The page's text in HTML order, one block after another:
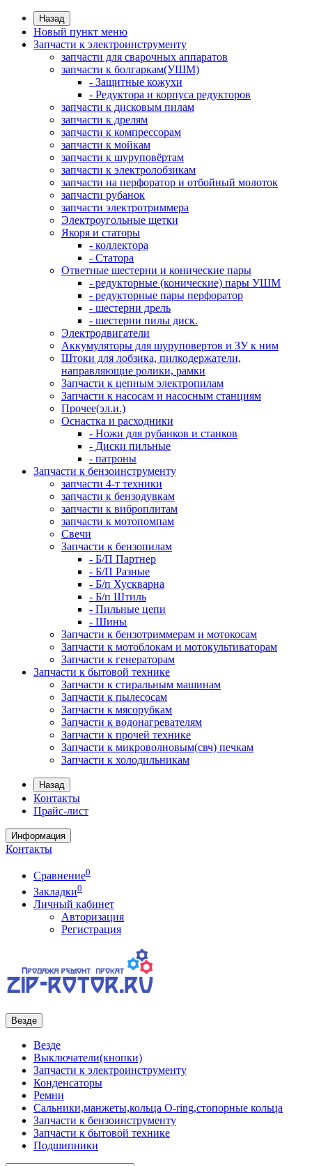
Назад
Новый пункт меню
Запчасти к электроинструменту
запчасти для сварочных аппаратов
запчасти к болгаркам(УШМ)
- Защитные кожухи
- Редуктора и корпуса редукторов
запчасти к дисковым пилам
запчасти к дрелям
запчасти к компрессорам
запчасти к мойкам
запчасти к шуруповёртам
запчасти к электролобзикам
запчасти на перфоратор и отбойный молоток
запчасти рубанок
запчасти электротриммера
Электроугольные щетки
Якоря и статоры
- коллектора
- Статора
Ответные шестерни и конические пары
- редукторные (конические) пары УШМ
- редукторные пары перфоратор
- шестерни дрель
- шестерни пилы диск.
Электродвигатели
Аккумуляторы для шуруповертов и ЗУ к ним
Штоки для лобзика, пилкодержатели,
направляющие ролики, рамки
Запчасти к цепным электропилам
Запчасти к насосам и насосным станциям
Прочее(эл.и.)
Оснастка и расходники
- Ножи для рубанков и станков
- Диски пильные
- патроны
Запчасти к бензоинструменту
запчасти 4-т техники
запчасти к бензодувкам
запчасти к виброплитам
запчасти к мотопомпам
Свечи
Запчасти к бензопилам
- Б/П Партнер
- Б/П Разные
- Б/п Хускварна
- Б/п Штиль
- Пильные цепи
- Шины
Запчасти к бензотриммерам и мотокосам
Запчасти к мотоблокам и мотокультиваторам
Запчасти к генераторам
Запчасти к бытовой технике
Запчасти к стиральным машинам
Запчасти к пылесосам
Запчасти к мясорубкам
Запчасти к водонагревателям
Запчасти к прочей технике
Запчасти к микроволновым(свч) печкам
Запчасти к холодильникам
Назад
Контакты
Прайс-лист
Информация
Контакты
Сравнение0
Закладки0
Личный кабинет
Авторизация
Регистрация
Везде
Везде
Выключатели(кнопки)
Запчасти к электроинструменту
Конденсаторы
Ремни
Сальники,манжеты,кольца О-ring,стопорные кольца
Запчасти к бензоинструменту
Запчасти к бытовой технике
Подшипники